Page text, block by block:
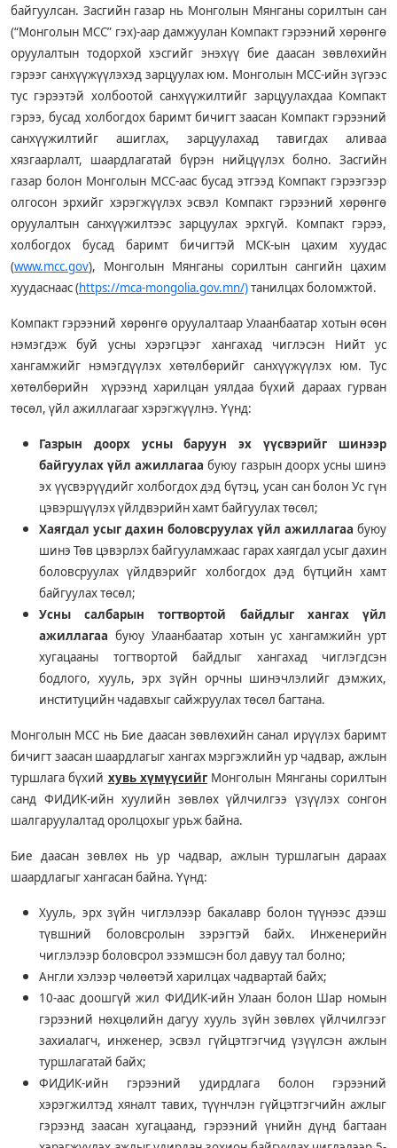
байгуулсан. Засгийн газар нь Монголын Мянганы сорилтын сан
(“Монголын МСС” гэх)-аар дамжуулан Компакт гэрээний хөрөнгө
оруулалтын тодорхой хэсгийг энэхүү бие даасан зөвлөхийн
гэрээг санхүүжүүлэхэд зарцуулах юм. Монголын МСС-ийн зүгээс
тус гэрээтэй холбоотой санхүүжилтийг зарцуулахдаа Компакт
гэрээ, бусад холбогдох баримт бичигт заасан Компакт гэрээний
санхүүжилтийг ашиглах, зарцуулахад тавигдах аливаа
хязгаарлалт, шаардлагатай бүрэн нийцүүлэх болно. Засгийн
газар болон Монголын МСС-аас бусад этгээд Компакт гэрээгээр
олгосон эрхийг хэрэгжүүлэх эсвэл Компакт гэрээний хөрөнгө
оруулалтын санхүүжилтээс зарцуулах эрхгүй. Компакт гэрээ,
холбогдох бусад баримт бичигтэй МСК-ын цахим хуудас
(www.mcc.gov), Монголын Мянганы сорилтын сангийн цахим
хуудаснаас (https://mca-mongolia.gov.mn/)танилцах боломжтой.
Компакт гэрээний хөрөнгө оруулалтаар Улаанбаатар хотын өсөн
нэмэгдэж буй усны хэрэгцээг хангахад чиглэсэн Нийт ус
хангамжийг нэмэгдүүлэх хөтөлбөрийг санхүүжүүлэх юм. Тус
хөтөлбөрийн хүрээнд харилцан уялдаа бүхий дараах гурван
төсөл, үйл ажиллагааг хэрэгжүүлнэ. Үүнд:
Газрын доорх усны баруун эх үүсвэрийг шинээр
байгуулах үйл ажиллагаа буюу газрын доорх усны шинэ
эх үүсвэрүүдийг холбогдох дэд бүтэц, усан сан болон Ус гүн
цэвэршүүлэх үйлдвэрийн хамт байгуулах төсөл;
Хаягдал усыг дахин боловсруулах үйл ажиллагаа буюу
шинэ Төв цэвэрлэх байгууламжаас гарах хаягдал усыг дахин
боловсруулах үйлдвэрийг холбогдох дэд бүтцийн хамт
байгуулах төсөл;
Усны салбарын тогтвортой байдлыг хангах үйл
ажиллагаа буюу Улаанбаатар хотын ус хангамжийн урт
хугацааны тогтвортой байдлыг хангахад чиглэгдсэн
бодлого, хууль, эрх зүйн орчны шинэчлэлийг дэмжих,
институцийн чадавхыг сайжруулах төсөл багтана.
Монголын МСС нь Бие даасан зөвлөхийн санал ирүүлэх баримт
бичигт заасан шаардлагыг хангах мэргэжлийн ур чадвар, ажлын
туршлага бүхий хувь хүмүүсийг Монголын Мянганы сорилтын
санд ФИДИК-ийн хуулийн зөвлөх үйлчилгээ үзүүлэх сонгон
шалгаруулалтад оролцохыг урьж байна.
Бие даасан зөвлөх нь ур чадвар, ажлын туршлагын дараах
шаардлагыг хангасан байна. Үүнд:
Хууль, эрх зүйн чиглэлээр бакалавр болон түүнээс дээш
түвшний боловсролын зэрэгтэй байх. Инженерийн
чиглэлээр боловсрол эзэмшсэн бол давуу тал болно;
Англи хэлээр чөлөөтэй харилцах чадвартай байх;
10-аас доошгүй жил ФИДИК-ийн Улаан болон Шар номын
гэрээний нөхцөлийн дагуу хууль зүйн зөвлөх үйлчилгээг
захиалагч, инженер, эсвэл гүйцэтгэгчид үзүүлсэн ажлын
туршлагатай байх;
ФИДИК-ийн гэрээний удирдлага болон гэрээний
хэрэгжилтэд хяналт тавих, түүнчлэн гүйцэтгэгчийн ажлыг
гэрээнд заасан хугацаанд, гэрээний үнийн дүнд багтаан